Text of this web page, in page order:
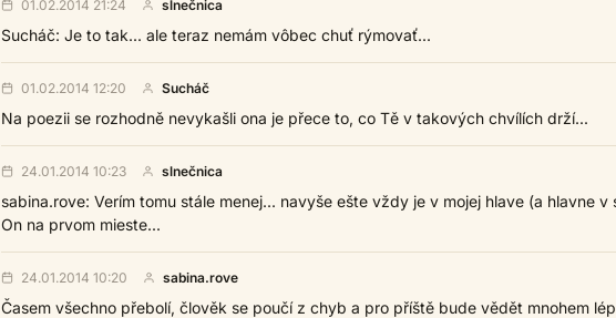
01.02.2014 21:24 slnečnica
Sucháč: Je to tak... ale teraz nemám vôbec chuť rýmovať...
01.02.2014 12:20 Sucháč
Na poezii se rozhodně nevykašli ona je přece to, co Tě v takových chvílích drží...
24.01.2014 10:23 slnečnica
sabina.rove: Verím tomu stále menej... navyše ešte vždy je v mojej hlave (a hlavne v
On na prvom mieste...
24.01.2014 10:20 sabina.rove
Časem všechno přebolí, člověk se poučí z chyb a pro příště bude vědět mnohem